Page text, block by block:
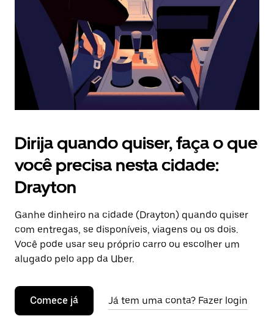
o
calendário.
Dirija quando quiser, faça o que
você precisa nesta cidade:
Drayton
Ganhe dinheiro na cidade (Drayton) quando quiser
com entregas, se disponíveis, viagens ou os dois.
Você pode usar seu próprio carro ou escolher um
alugado pelo app da Uber.
Comece já Já tem uma conta? Fazer login